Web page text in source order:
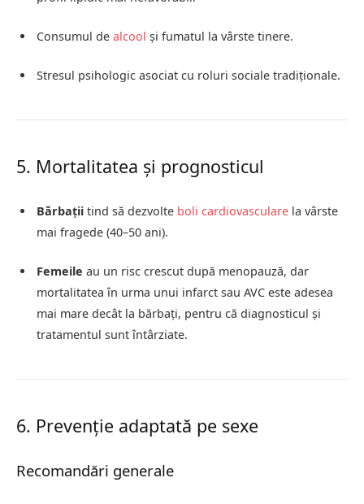
Consumul de alcool și fumatul la vârste tinere.
Stresul psihologic asociat cu roluri sociale tradiționale.
5. Mortalitatea și prognosticul
Bărbații tind să dezvolte boli cardiovasculare la vârste
mai fragede (40–50 ani).
Femeile au un risc crescut după menopauză, dar
mortalitatea în urma unui infarct sau AVC este adesea
mai mare decât la bărbați, pentru că diagnosticul și
tratamentul sunt întârziate.
6. Prevenție adaptată pe sexe
Recomandări generale